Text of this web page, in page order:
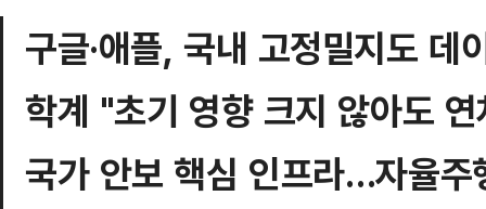
구글·애플, 국내 고정밀지도 데
학계 "초기 영향 크지 않아도
국가 안보 핵심 인프라…자율주